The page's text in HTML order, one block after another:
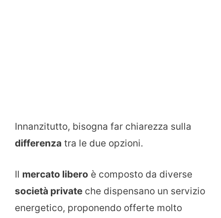
Innanzitutto, bisogna far chiarezza sulla
differenza tra le due opzioni.
Il mercato libero è composto da diverse
società private che dispensano un servizio
energetico, proponendo offerte molto